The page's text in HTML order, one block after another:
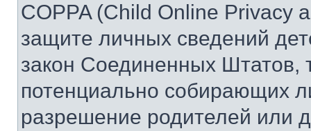
COPPA (Child Online Privacy
защите личных сведений
закон Соединенных Штатов,
потенциально собирающих
разрешение родителей или